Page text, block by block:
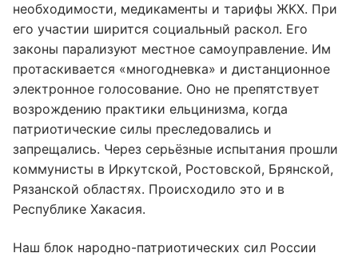
необходимости, медикаменты и тарифы ЖКХ. При
его участии ширится социальный раскол. Его
законы парализуют местное самоуправление. Им
протаскивается «многодневка» и дистанционное
электронное голосование. Оно не препятствует
возрождению практики ельцинизма, когда
патриотические силы преследовались и
запрещались. Через серьёзные испытания прошли
коммунисты в Иркутской, Ростовской, Брянской,
Рязанской областях. Происходило это и в
Республике Хакасия.
Наш блок народно-патриотических сил России